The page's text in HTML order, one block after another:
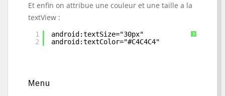
Et enfin on attribue une couleur et une taille a la
textView :
?
1
2
android:textSize="30px"
android:textColor="#C4C4C4"
Menu